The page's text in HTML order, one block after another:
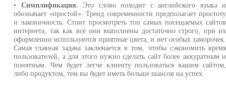
• Симплификация. Это слово походит с английского языка и
обозначает «простой». Тренд современности предполагает простоту
и лаконичность. Стоит просмотреть топ самых посещаемых сайтов
интернета, так как все они выполнены достаточно строго, при их
оформлении используются приятные цвета, и нет особых заморочек.
Самая главная задача заключается в том, чтобы сэкономить время
пользователей, а для этого нужно сделать сайт более аккуратным и
понятным. Чем будет легче клиенту пользоваться вашим сайтом,
либо продуктом, тем вы будет иметь больше шансов на успех.